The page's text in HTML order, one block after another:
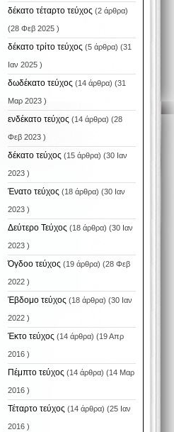
δέκατο τέταρτο τεύχος (2 άρθρα)
(28 Φεβ 2025 )
δέκατο τρίτο τεύχος (5 άρθρα) (31
Ιαν 2025 )
δωδέκατο τεύχος (14 άρθρα) (31
Μαρ 2023 )
ενδέκατο τεύχος (14 άρθρα) (28
Φεβ 2023 )
δέκατο τεύχος (15 άρθρα) (30 Ιαν
2023 )
Ένατο τεύχος (18 άρθρα) (30 Ιαν
2023 )
Δεύτερο Τεύχος (18 άρθρα) (30 Ιαν
2023 )
Όγδοο τεύχος (19 άρθρα) (28 Φεβ
2022 )
Έβδομο τεύχος (18 άρθρα) (30 Ιαν
2022 )
Έκτο τεύχος (14 άρθρα) (19 Απρ
2016 )
Πέμπτο τεύχος (14 άρθρα) (14 Μαρ
2016 )
Τέταρτο τεύχος (14 άρθρα) (25 Ιαν
2016 )